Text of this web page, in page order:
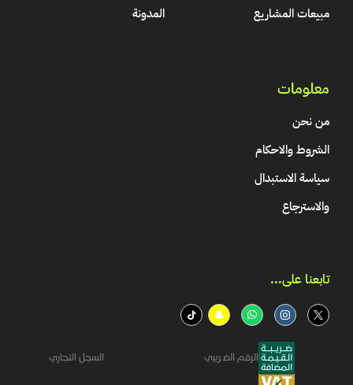
مبيعات المشاريع
المدونة
معلومات
من نحن
الشروط والاحكام
سياسة الاستبدال
والاسترجاع
تابعنا على...​
الرقم الضريبي السجل التجاري